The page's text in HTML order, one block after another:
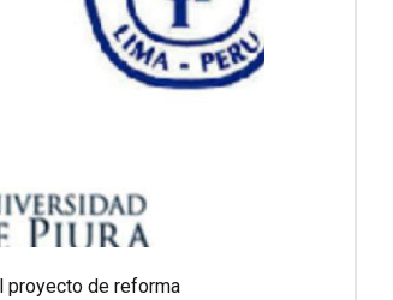
proyecto de reforma